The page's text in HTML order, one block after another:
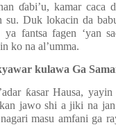
ɗabi’u, kamar caca
su. Duk lokacin da
fantsa fagen ‘yan
ko na al’umma.
kulawa Ga
ƙasar Hausa,
jawo shi a jiki na
masu amfani ga